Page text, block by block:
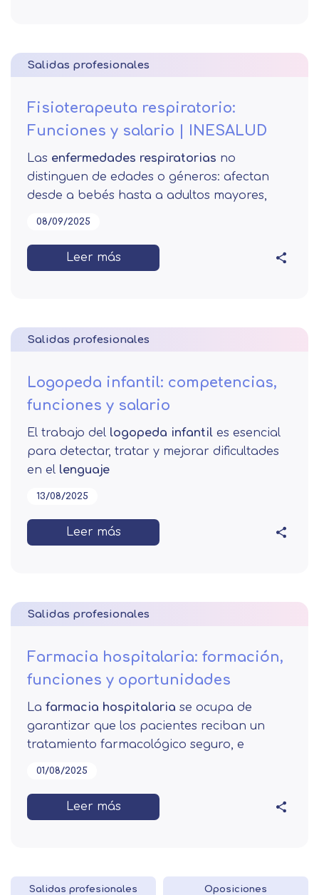
Salidas profesionales
Fisioterapeuta respiratorio:
Funciones y salario | INESALUD
Las enfermedades respiratorias no
distinguen de edades o géneros: afectan
desde a bebés hasta a adultos mayores,
08/09/2025
Leer más
Salidas profesionales
Logopeda infantil: competencias,
funciones y salario
El trabajo del logopeda infantil es esencial
para detectar, tratar y mejorar dificultades
en el lenguaje
13/08/2025
Leer más
Salidas profesionales
Farmacia hospitalaria: formación,
funciones y oportunidades
La farmacia hospitalaria se ocupa de
garantizar que los pacientes reciban un
tratamiento farmacológico seguro, e
01/08/2025
Leer más
Salidas profesionales Oposiciones